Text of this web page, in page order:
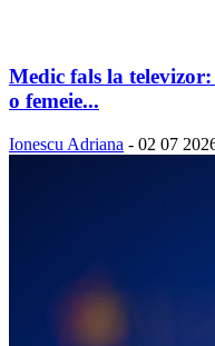
Medic fals la
o femeie...
Ionescu Adriana - 02 07